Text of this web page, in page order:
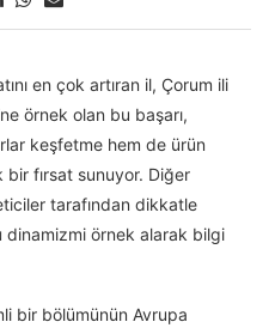
en çok artıran il, Çorum ili
örnek olan bu başarı,
keşfetme hem de ürün
bir fırsat sunuyor. Diğer
tarafından dikkatle
örnek alarak bilgi
bir bölümünün Avrupa